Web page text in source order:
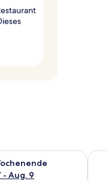
- Aug. 9
für dieses